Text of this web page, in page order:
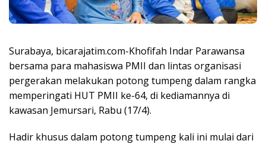
Surabaya, bicarajatim.com-Khofifah Indar Parawansa
bersama para mahasiswa PMII dan lintas organisasi
pergerakan melakukan potong tumpeng dalam rangka
memperingati HUT PMII ke-64, di kediamannya di
kawasan Jemursari, Rabu (17/4).
Hadir khusus dalam potong tumpeng kali ini mulai dari